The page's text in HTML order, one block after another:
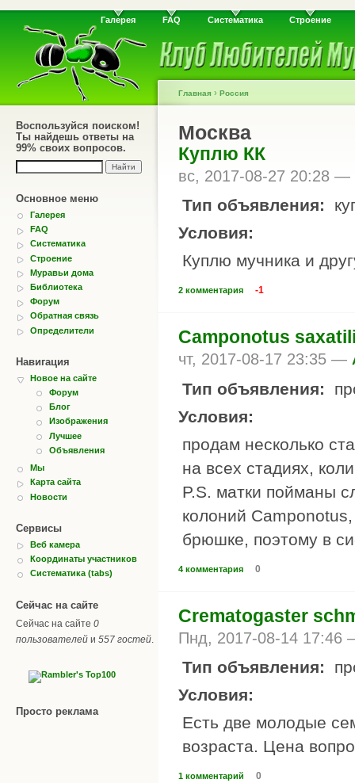
Галерея FAQ Систематика Строение
Воспользуйся поиском!
Ты найдешь ответы на
99% своих вопросов.
Основное меню
Галерея
FAQ
Систематика
Строение
Муравьи дома
Библиотека
Форум
Обратная связь
Определители
Навигация
Новое на сайте
Форум
Блог
Изображения
Лучшее
Объявления
Мы
Карта сайта
Новости
Сервисы
Веб камера
Координаты участников
Систематика (tabs)
Сейчас на сайте
Сейчас на сайте 0
пользователей и 557 гостей
Просто реклама
Главная › Россия
Москва
Куплю КК
вс, 2017-08-27 20:28 —
Тип объявления:
Условия:
Куплю мучника и
2 комментария -1
Camponotus
чт, 2017-08-17 23:35 —
Тип объявления:
Условия:
продам несколько
на всех стадиях,
P.S. матки пойманы
колоний
брюшке, поэтому в
4 комментария 0
Crematogaster
Пнд, 2017-08-14
Тип объявления:
Условия:
Есть две молодые
возраста. Цена
1 комментарий 0